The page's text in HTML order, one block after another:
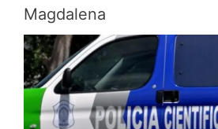
Magdalena